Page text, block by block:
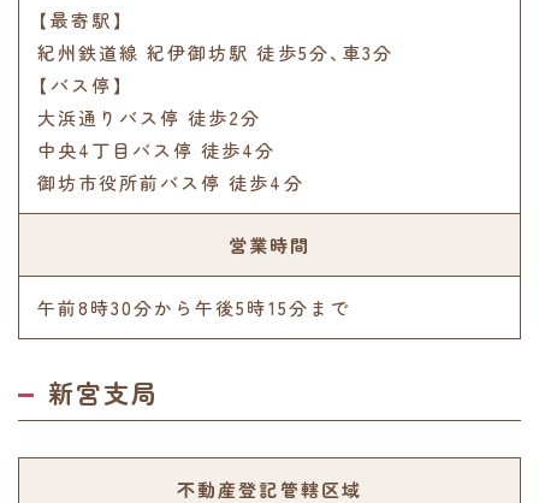
【最寄駅】
紀州鉄道線 紀伊御坊駅 徒歩5分､車3分
【バス停】
大浜通りバス停 徒歩2分
中央4丁目バス停 徒歩4分
御坊市役所前バス停 徒歩4分
営業時間
午前8時30分から午後5時15分まで
新宮支局
不動産登記管轄区域